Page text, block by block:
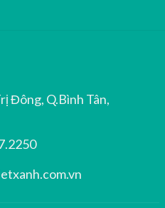
Đông, Q.Bình Tân,